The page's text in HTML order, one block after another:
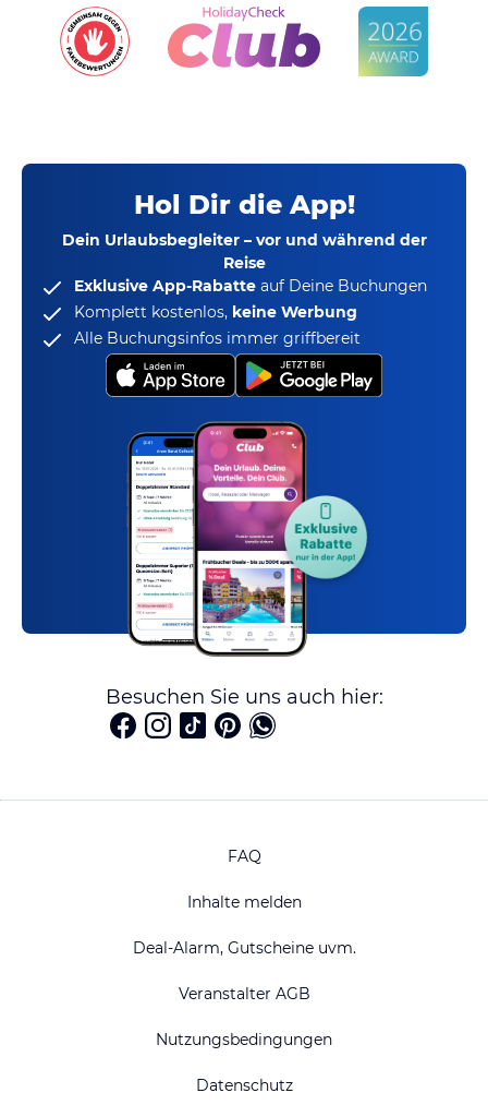
Hol Dir die App!
Dein Urlaubsbegleiter – vor und während der
Reise
Exklusive App-Rabatte auf Deine Buchungen
Komplett kostenlos, keine Werbung
Alle Buchungsinfos immer griffbereit
Besuchen Sie uns auch hier:
FAQ
Inhalte melden
Deal-Alarm, Gutscheine uvm.
Veranstalter AGB
Nutzungsbedingungen
Datenschutz